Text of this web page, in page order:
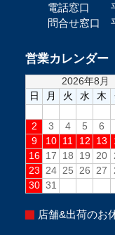
電話窓口 平
問合せ窓口
営業カレンダー
店舗&出荷のお